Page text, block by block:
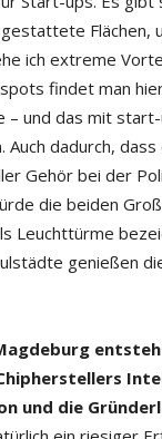
Flächen,
ich extreme
findet man
– und das mit
dadurch,
Gehör bei der
die beiden
Leuchttürme
genießen
und die